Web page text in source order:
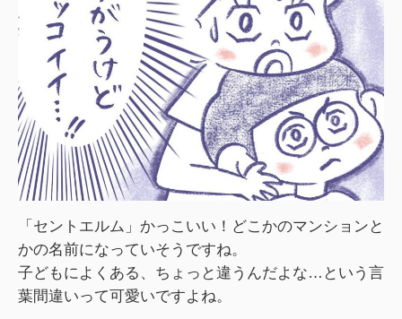
「セントエルム」かっこいい！どこかのマンションと
かの名前になっていそうですね。
子どもによくある、ちょっと違うんだよな…という言
葉間違いって可愛いですよね。